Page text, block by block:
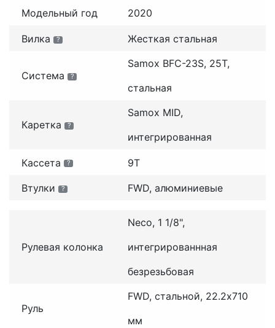
Модельный год 2020
Вилка ? Жесткая стальная
Система ?
Samox BFC-23S, 25T,
стальная
Каретка ?
Samox MID,
интегрированная
Кассета ? 9T
Втулки ? FWD, алюминиевые
Рулевая колонка
Neco, 1 1/8",
интегрированнная
безрезьбовая
Руль
FWD, стальной, 22.2х710
мм